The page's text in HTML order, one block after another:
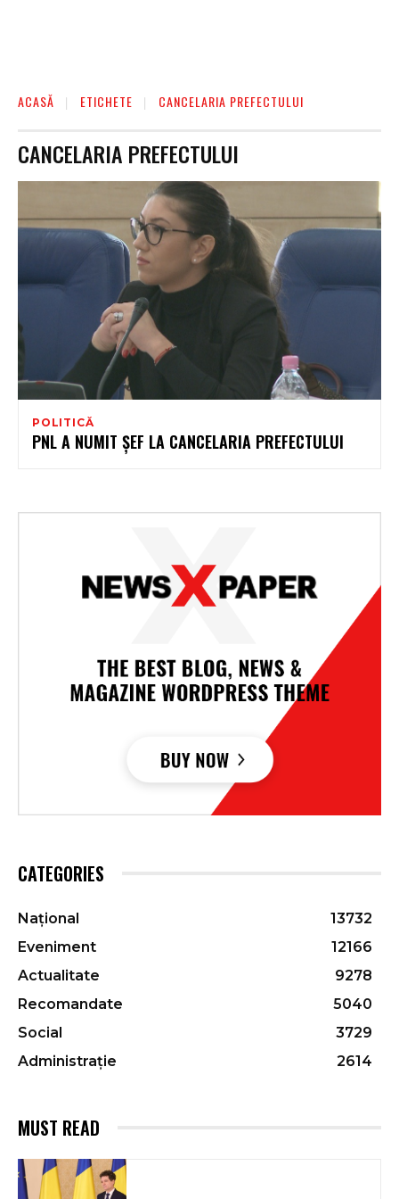
ACASĂ ETICHETE CANCELARIA PREFECTULUI
CANCELARIA PREFECTULUI
POLITICĂ
PNL A NUMIT ȘEF LA CANCELARIA PREFECTULUI
CATEGORIES
Național
13732
Eveniment
12166
Actualitate
9278
Recomandate
5040
Social
3729
Administrație
2614
MUST READ